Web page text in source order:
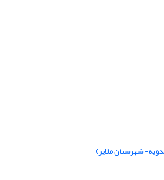
شهرستان ملایر)